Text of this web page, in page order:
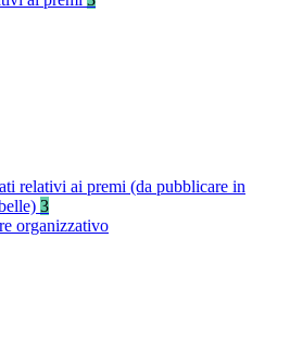
relativi ai premi (da pubblicare in
3
organizzativo